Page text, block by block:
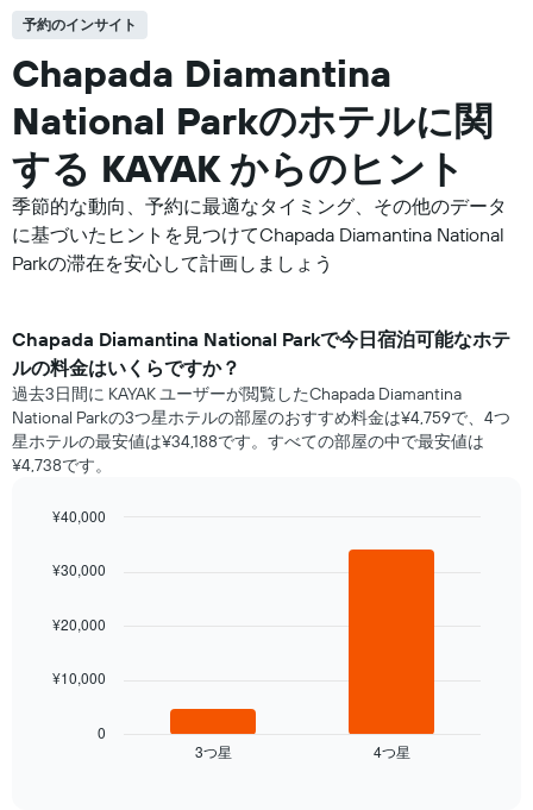
予約のインサイト
Chapada Diamantina
National Parkの​ホテルに関
する KAYAK からのヒント
季節的な動向、予約に最適なタイミング、その他のデータ
に基づいたヒントを見つけてChapada Diamantina National
Parkの滞在を安心して計画しましょう
Chapada Diamantina National Park​で​今日宿泊可能な​ホテ
ル​の料金はいくらですか？
過去3日間に KAYAK ユーザーが閲覧したChapada Diamantina
National Parkの3つ星ホテル​の部屋のおすすめ料金は¥4,759で、4つ
星ホテルの最安値は¥34,188です。すべての部屋の中で最安値は
¥4,738​です。
with
bars.
の
3​つ星​ 4​つ星​
0
¥10,000
¥20,000
¥30,000
¥40,000